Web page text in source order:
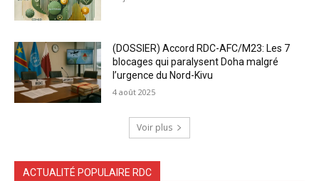
(DOSSIER) Accord RDC-AFC/M23: Les 7
blocages qui paralysent Doha malgré
l’urgence du Nord-Kivu
4 août 2025
Voir plus
ACTUALITÉ POPULAIRE RDC